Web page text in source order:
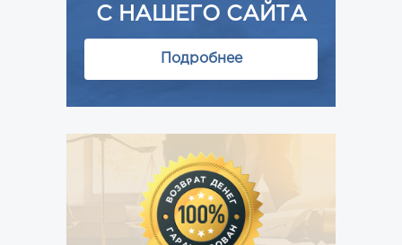
С НАШЕГО САЙТА
Подробнее